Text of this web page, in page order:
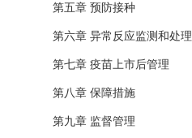
第五章 预防接种
第六章 异常反应监测和处理
第七章 疫苗上市后管理
第八章 保障措施
第九章 监督管理